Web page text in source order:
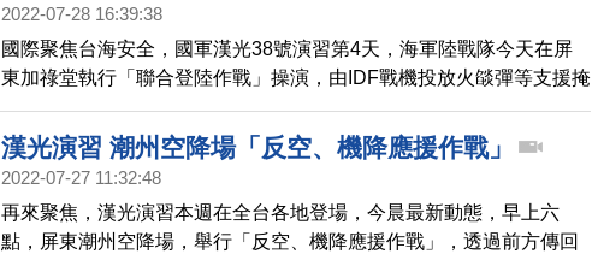
2022-07-28 16:39:38
國際聚焦台海安全，國軍漢光38號演習第4天，海軍陸戰隊今天在屏
東加祿堂執行「聯合登陸作戰」操演，由IDF戰機投放火燄彈等支援掩
護，戰鬥突擊艇隨即搶灘，有18艘AAV-7兩棲突擊車分3舟波陸續登
陸，場面十分震撼。
漢光演習 潮州空降場「反空、機降應援作戰」
2022-07-27 11:32:48
再來聚焦，漢光演習本週在全台各地登場，今晨最新動態，早上六
點，屏東潮州空降場，舉行「反空、機降應援作戰」，透過前方傳回